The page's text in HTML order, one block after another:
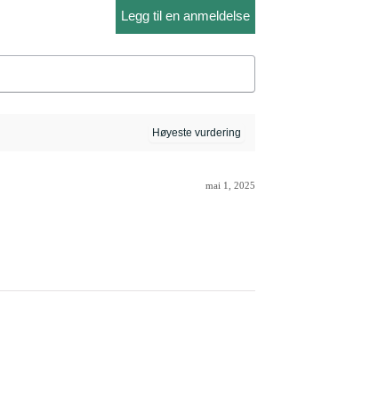
Legg til en anmeldelse
mai 1, 2025